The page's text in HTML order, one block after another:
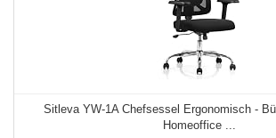
Sitleva YW-1A Chefsessel Ergonomisch -
Homeoffice ...